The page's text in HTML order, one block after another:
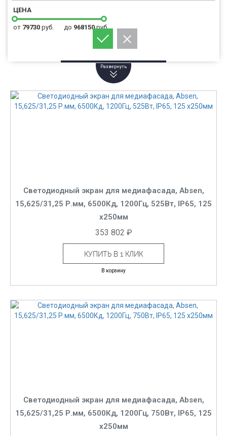
ЦЕНА
от 79730 руб. до 968150руб.
Светодиодный экран для медиафасада, Absen,
15,625/31,25 Р.мм, 6500Кд, 1200Гц, 525Вт, IP65, 125
x250мм
353 802 ₽
КУПИТЬ В 1 КЛИК
В корзину
Светодиодный экран для медиафасада, Absen,
15,625/31,25 Р.мм, 6500Кд, 1200Гц, 750Вт, IP65, 125
x250мм